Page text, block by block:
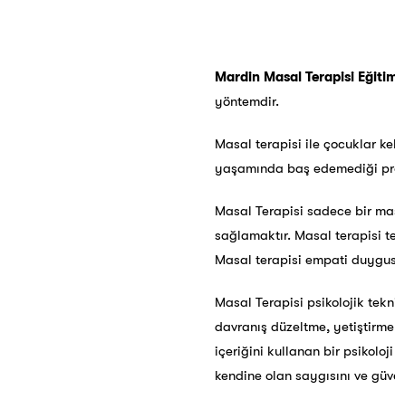
Mardin Masal Terapisi
yöntemdir.
Masal terapisi ile çocuklar
yaşamında baş edemediği
Masal Terapisi sadece bir
sağlamaktır. Masal terapisi
Masal terapisi empati
Masal Terapisi psikolojik
davranış düzeltme,
içeriğini kullanan bir
kendine olan saygısını ve